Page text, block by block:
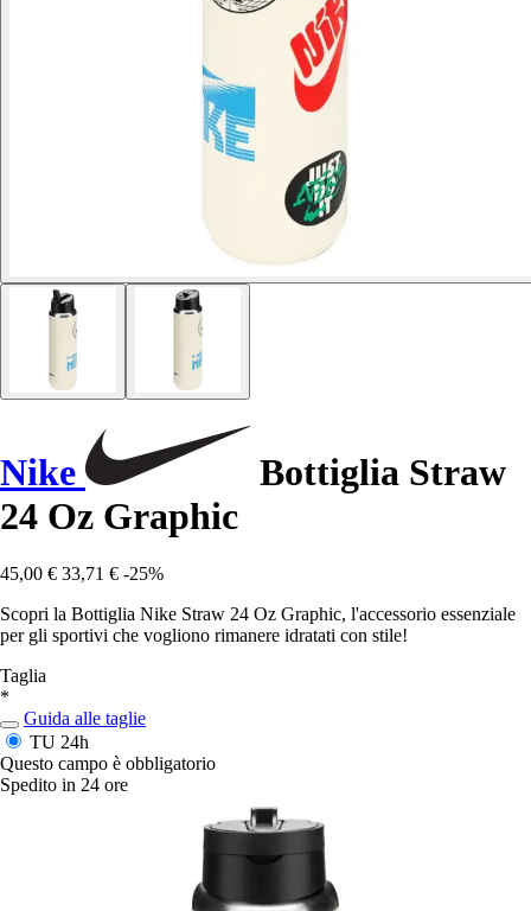
Nike
Bottiglia Straw
24 Oz Graphic
45,00 € 33,71 € -25%
Scopri la Bottiglia Nike Straw 24 Oz Graphic, l'accessorio essenziale
per gli sportivi che vogliono rimanere idratati con stile!
Taglia
*
Guida alle taglie
TU 24h
Questo campo è obbligatorio
Spedito in 24 ore